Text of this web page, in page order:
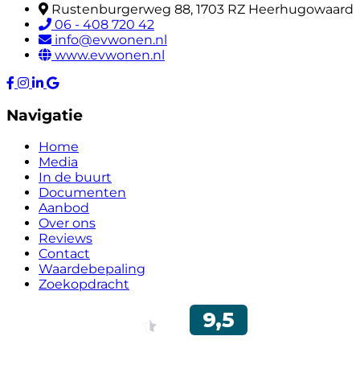
Rustenburgerweg 88, 1703 RZ Heerhugowaard
06 - 408 720 42
info@evwonen.nl
www.evwonen.nl
Navigatie
Home
Media
In de buurt
Documenten
Aanbod
Over ons
Reviews
Contact
Waardebepaling
Zoekopdracht